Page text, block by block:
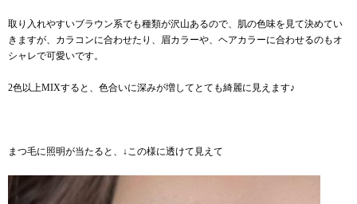
取り入れやすいブラウン系でも種類が沢山あるので、肌の色味を見て決めてい
きますが、カラコンに合わせたり、眉カラーや、ヘアカラーに合わせるのもオ
シャレで可愛いです。
2色以上MIXすると、色合いに深みが増してとても綺麗に見えます♪
まつ毛に照明が当たると、↓この様に透けて見えて